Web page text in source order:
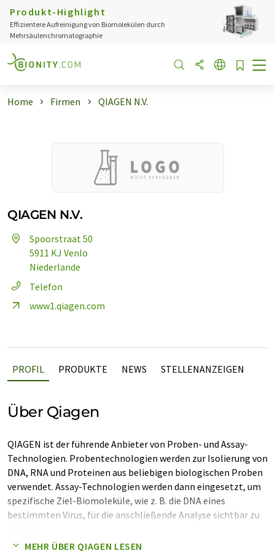
Produkt-Highlight
Effizientere Aufreinigung von Biomolekülen durch
Mehrsäulenchromatographie
Home Firmen QIAGEN N.V.
QIAGEN N.V.
Spoorstraat 50
5911 KJ Venlo
Niederlande
Telefon
www1.qiagen.com
PROFIL PRODUKTE NEWS STELLENANZEIGEN
Über Qiagen
QIAGEN ist der führende Anbieter von Proben- und Assay-
Technologien. Probentechnologien werden zur Isolierung von
DNA, RNA und Proteinen aus beliebigen biologischen Proben
verwendet. Assay-Technologien werden dann eingesetzt, um
spezifische Ziel-Biomoleküle, wie z. B. die DNA eines
bestimmten Virus, für die anschließende Analyse sichtbar zu
MEHR ÜBER QIAGEN LESEN